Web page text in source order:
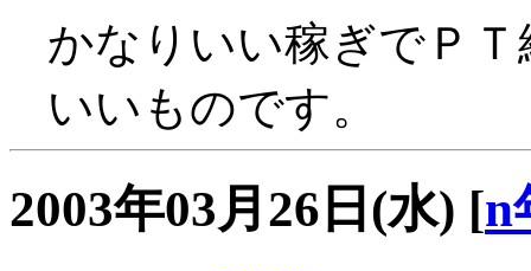
かなりいい稼ぎでＰ
いいものです。
2003年03月26日(水) [n